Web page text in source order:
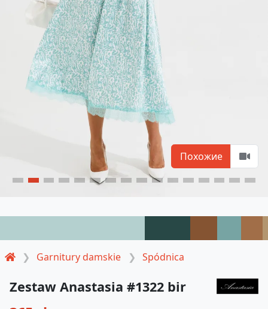
Garnitury damskie Spódnica
Похожие
Zestaw Anastasia #1322 bir